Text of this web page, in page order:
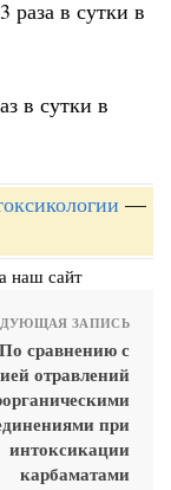
раза в сутки в
в сутки в
—
наш сайт
ЗАПИСЬ
По сравнению с
отравлений
при
интоксикации
карбаматами